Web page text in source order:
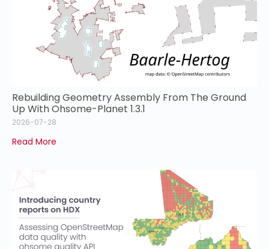
Rebuilding Geometry Assembly From The Ground
Up With Ohsome-Planet 1.3.1
2026-07-28
Read More